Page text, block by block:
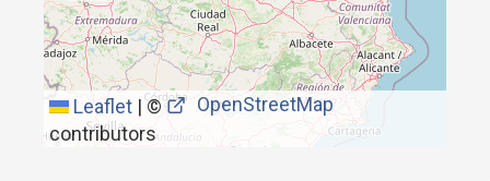
Leaflet |©
OpenStreetMap
contributors